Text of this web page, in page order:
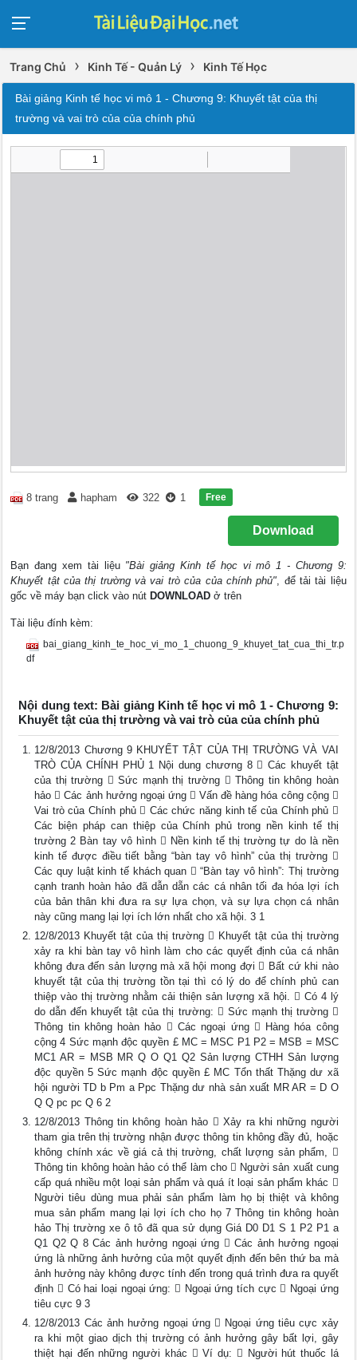
Trang Chủ › Kinh Tế - Quản Lý › Kinh Tế Học
Bài giảng Kinh tế học vi mô 1 - Chương 9: Khuyết tật của thị
trường và vai trò của của chính phủ
8 trang hapham 322 1 Free
Download
Bạn đang xem tài liệu "Bài giảng Kinh tế học vi mô 1 - Chương 9:
Khuyết tật của thị trường và vai trò của của chính phủ", để tải tài liệu
gốc về máy bạn click vào nút DOWNLOAD ở trên
Tài liệu đính kèm:
bai_giang_kinh_te_hoc_vi_mo_1_chuong_9_khuyet_tat_cua_thi_tr.p
df
Nội dung text: Bài giảng Kinh tế học vi mô 1 - Chương 9:
Khuyết tật của thị trường và vai trò của của chính phủ
12/8/2013 Chương 9 KHUYẾT TẬT CỦA THỊ TRƯỜNG VÀ VAI
TRÒ CỦA CHÍNH PHỦ 1 Nội dung chương 8  Các khuyết tật
của thị trường  Sức mạnh thị trường  Thông tin không hoàn
hảo  Các ảnh hưởng ngoại ứng  Vấn đề hàng hóa công cộng 
Vai trò của Chính phủ  Các chức năng kinh tế của Chính phủ 
Các biện pháp can thiệp của Chính phủ trong nền kinh tế thị
trường 2 Bàn tay vô hình  Nền kinh tế thị trường tự do là nền
kinh tế được điều tiết bằng “bàn tay vô hình” của thị trường 
Các quy luật kinh tế khách quan  “Bàn tay vô hình”: Thị trường
cạnh tranh hoàn hảo đã dẫn dẵn các cá nhân tối đa hóa lợi ích
của bản thân khi đưa ra sự lựa chọn, và sự lựa chọn cá nhân
này cũng mang lại lợi ích lớn nhất cho xã hội. 3 1
12/8/2013 Khuyết tật của thị trường  Khuyết tật của thị trường
xảy ra khi bàn tay vô hình làm cho các quyết định của cá nhân
không đưa đến sản lượng mà xã hội mong đợi  Bất cứ khi nào
khuyết tật của thị trường tồn tại thì có lý do để chính phủ can
thiệp vào thị trường nhằm cải thiện sản lượng xã hội.  Có 4 lý
do dẫn đến khuyết tật của thị trường:  Sức mạnh thị trường 
Thông tin không hoàn hảo  Các ngoại ứng  Hàng hóa công
cộng 4 Sức mạnh độc quyền £ MC = MSC P1 P2 = MSB = MSC
MC1 AR = MSB MR Q O Q1 Q2 Sản lượng CTHH Sản lượng
độc quyền 5 Sức mạnh độc quyền £ MC Tổn thất Thặng dư xã
hội người TD b Pm a Ppc Thặng dư nhà sản xuất MR AR = D O
Q Q pc pc Q 6 2
12/8/2013 Thông tin không hoàn hảo  Xảy ra khi những người
tham gia trên thị trường nhận được thông tin không đầy đủ, hoặc
không chính xác về giá cả thị trường, chất lượng sản phẩm, 
Thông tin không hoàn hảo có thể làm cho  Người sản xuất cung
cấp quá nhiều một loại sản phẩm và quá ít loại sản phẩm khác 
Người tiêu dùng mua phải sản phẩm làm họ bị thiệt và không
mua sản phẩm mang lại lợi ích cho họ 7 Thông tin không hoàn
hảo Thị trường xe ô tô đã qua sử dụng Giá D0 D1 S 1 P2 P1 a
Q1 Q2 Q 8 Các ảnh hưởng ngoại ứng  Các ảnh hưởng ngoại
ứng là những ảnh hưởng của một quyết định đến bên thứ ba mà
ảnh hưởng này không được tính đến trong quá trình đưa ra quyết
định  Có hai loại ngoại ứng:  Ngoại ứng tích cực  Ngoại ứng
tiêu cực 9 3
12/8/2013 Các ảnh hưởng ngoại ứng  Ngoại ứng tiêu cực xảy
ra khi một giao dịch thị trường có ảnh hưởng gây bất lợi, gây
thiệt hại đến những người khác  Ví dụ:  Người hút thuốc lá